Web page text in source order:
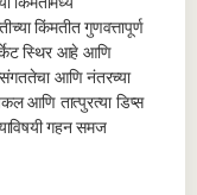
किंमतीत गुणवत्तापूर्ण
स्थिर आहे आणि
आणि नंतरच्या
आणि तात्पुरत्या डिप्स
गहन समज